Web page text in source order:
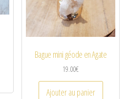
Bague mini géode en Agate
19.00€
Ajouter au panier